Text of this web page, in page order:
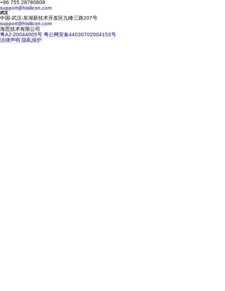
+86 755 28780808
support@hisilicon.com
武汉
中国-武汉-东湖新技术开发区九峰三路207号
support@hisilicon.com
海思技术有限公司
粤A2-20044005号 粤公网安备44030702004153号
法律声明 隐私保护